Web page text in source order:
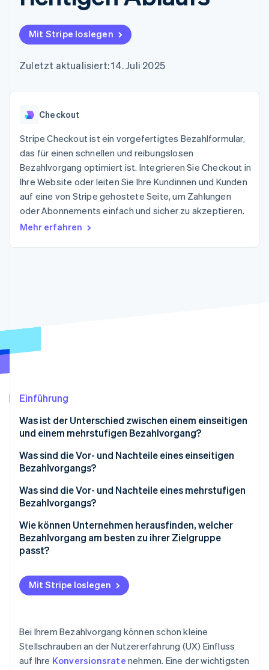
Zugriff auf mehr als
125
Terminal
Zahlungen vor Ort
Boost
Autorisierungsraten
Beschleunigter
Financial
Connections
Verbundene
Finanzdaten
Data Pipeline
Product roadmap
CO₂-Entnahme
Identity
Stripe-Sessions 2026
Erfahren Sie, wie Stripe Lösungen für
Jetzt ansehen
Geldmanagement
SaaS
Bewirtung, Reisen und
Freizeit
Versicherungen
Medien und
Unterhaltung
Gemeinnützige
Organisationen
Fachdienstleistungen
Öffentlicher Sektor
Einzelhandel
Marktplatz auf
Abonnementverwaltung
nutzungsbasierte
Karten ausgeben: So
Diensten mit Agenten
Ressourcen
App-Integrationen
Code-Beispiele
Entwickler-Blog
API-Status
Stripe Sessions
Karriere
Stripe Press
kontaktieren
Partner werden
Mit Stripe loslegen
Zuletzt aktualisiert: 14. Juli 2025
Checkout
Stripe Checkout ist ein vorgefertigtes Bezahlformular,
das für einen schnellen und reibungslosen
Bezahlvorgang optimiert ist. Integrieren Sie Checkout in
Ihre Website oder leiten Sie Ihre Kundinnen und Kunden
auf eine von Stripe gehostete Seite, um Zahlungen
oder Abonnements einfach und sicher zu akzeptieren.
Mehr erfahren
Einführung
Was ist der Unterschied zwischen einem einseitigen
und einem mehrstufigen Bezahlvorgang?
Was sind die Vor- und Nachteile eines einseitigen
Bezahlvorgangs?
Vorteile eines einseitigen Bezahlvorgangs
Nachteile eines einseitigen Bezahlvorgangs
Was sind die Vor- und Nachteile eines mehrstufigen
Bezahlvorgangs?
Vorteile des mehrstufigen Bezahlvorgangs
Nachteile des mehrstufigen Bezahlvorgangs
Wie können Unternehmen herausfinden, welcher
Bezahlvorgang am besten zu ihrer Zielgruppe
passt?
A/B-Tests zum Anfang
Eingehende Datenanalyse
Kundschaft
Geräteübergreifende Optimierung
Mit Stripe loslegen
Bei Ihrem Bezahlvorgang können schon kleine
Stellschrauben an der Nutzererfahrung (UX) Einfluss
auf Ihre Konversionsrate nehmen. Eine der wichtigsten